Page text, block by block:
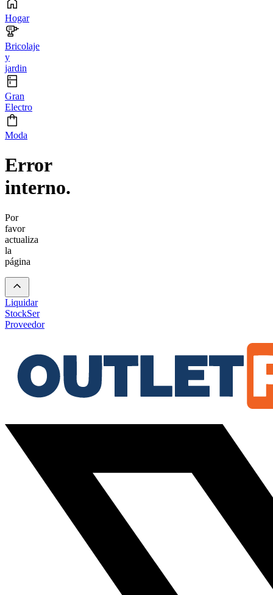
Hogar
Bricolaje
y
jardin
Gran
Electro
Moda
Error
interno.
Por
favor
actualiza
la
página
Liquidar
StockSer
Proveedor